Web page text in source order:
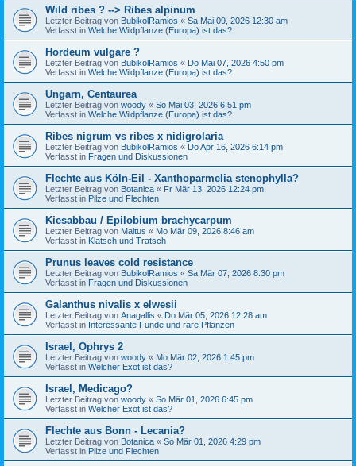
Wild ribes ? --> Ribes alpinum
Letzter Beitrag von BubikolRamios « Sa Mai 09, 2026 12:30 am
Verfasst in Welche Wildpflanze (Europa) ist das?
Hordeum vulgare ?
Letzter Beitrag von BubikolRamios « Do Mai 07, 2026 4:50 pm
Verfasst in Welche Wildpflanze (Europa) ist das?
Ungarn, Centaurea
Letzter Beitrag von woody « So Mai 03, 2026 6:51 pm
Verfasst in Welche Wildpflanze (Europa) ist das?
Ribes nigrum vs ribes x nidigrolaria
Letzter Beitrag von BubikolRamios « Do Apr 16, 2026 6:14 pm
Verfasst in Fragen und Diskussionen
Flechte aus Köln-Eil - Xanthoparmelia stenophylla?
Letzter Beitrag von Botanica « Fr Mär 13, 2026 12:24 pm
Verfasst in Pilze und Flechten
Kiesabbau / Epilobium brachycarpum
Letzter Beitrag von Maltus « Mo Mär 09, 2026 8:46 am
Verfasst in Klatsch und Tratsch
Prunus leaves cold resistance
Letzter Beitrag von BubikolRamios « Sa Mär 07, 2026 8:30 pm
Verfasst in Fragen und Diskussionen
Galanthus nivalis x elwesii
Letzter Beitrag von Anagallis « Do Mär 05, 2026 12:28 am
Verfasst in Interessante Funde und rare Pflanzen
Israel, Ophrys 2
Letzter Beitrag von woody « Mo Mär 02, 2026 1:45 pm
Verfasst in Welcher Exot ist das?
Israel, Medicago?
Letzter Beitrag von woody « So Mär 01, 2026 6:45 pm
Verfasst in Welcher Exot ist das?
Flechte aus Bonn - Lecania?
Letzter Beitrag von Botanica « So Mär 01, 2026 4:29 pm
Verfasst in Pilze und Flechten